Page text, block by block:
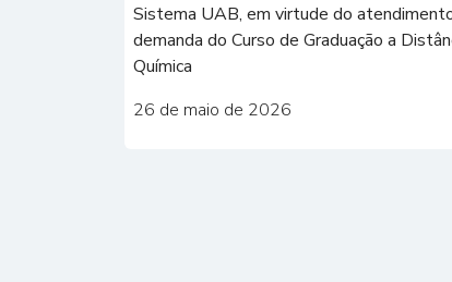
Sistema UAB, em virtude do
demanda do Curso de Graduação a
Química
26 de maio de 2026